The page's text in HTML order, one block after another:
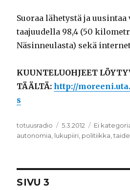
Suoraa lähetystä ja
taajuudella 98,4 (50
Näsinneulasta) sekä
KUUNTELUOHJEET
TÄÄLTÄ:http://
s
Kirjoittaja
totuusradio Julkaistu
5.3.2012 Kategoriat
Ei
autonomia, lukupiiri, politiikka,taide
Artikkelien
SIVU 3